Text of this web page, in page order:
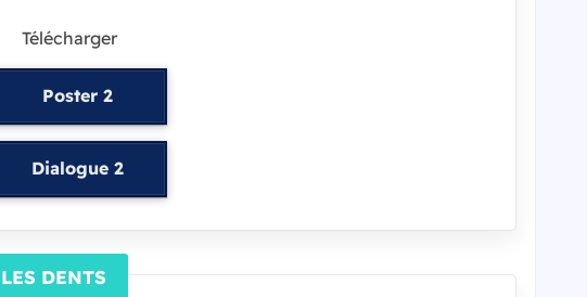
Télécharger
Poster 2
Dialogue 2
DENTS !